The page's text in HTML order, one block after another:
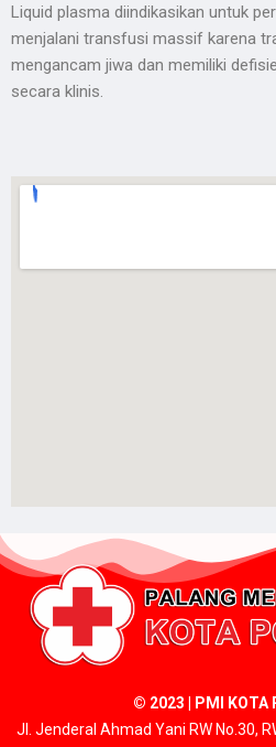
Liquid plasma diindikasikan untuk
menjalani transfusi massif karena
mengancam jiwa dan memiliki
secara klinis.
© 2023 | PMI KOTA
Jl. Jenderal Ahmad Yani RW No.30,